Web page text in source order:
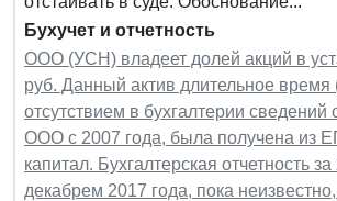
Бухучет и отчетность
ООО (УСН) владеет долей акций в
руб. Данный актив длительное время
отсутствием в бухгалтерии
ООО с 2007 года, была получена из
капитал. Бухгалтерская отчетность
декабрем 2017 года, пока